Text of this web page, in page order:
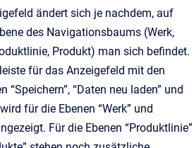
ändert sich je nachdem, auf
des Navigationsbaums (Werk,
Produkt) man sich befindet.
für das Anzeigefeld mit den
“Speichern”, “Daten neu laden” und
für die Ebenen “Werk” und
Für die Ebenen “Produktlinie”